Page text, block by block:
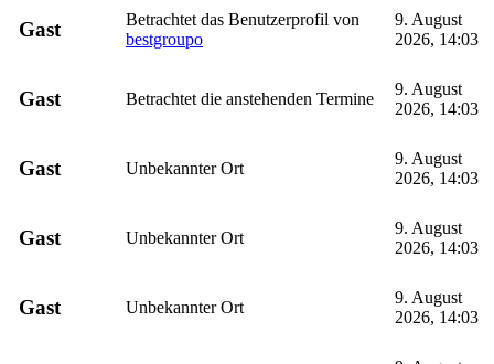
Gast
Betrachtet das Benutzerprofil von
bestgroupo
9. August
2026, 14:03
Gast Betrachtet die anstehenden Termine
9. August
2026, 14:03
Gast Unbekannter Ort
9. August
2026, 14:03
Gast Unbekannter Ort
9. August
2026, 14:03
Gast Unbekannter Ort
9. August
2026, 14:03